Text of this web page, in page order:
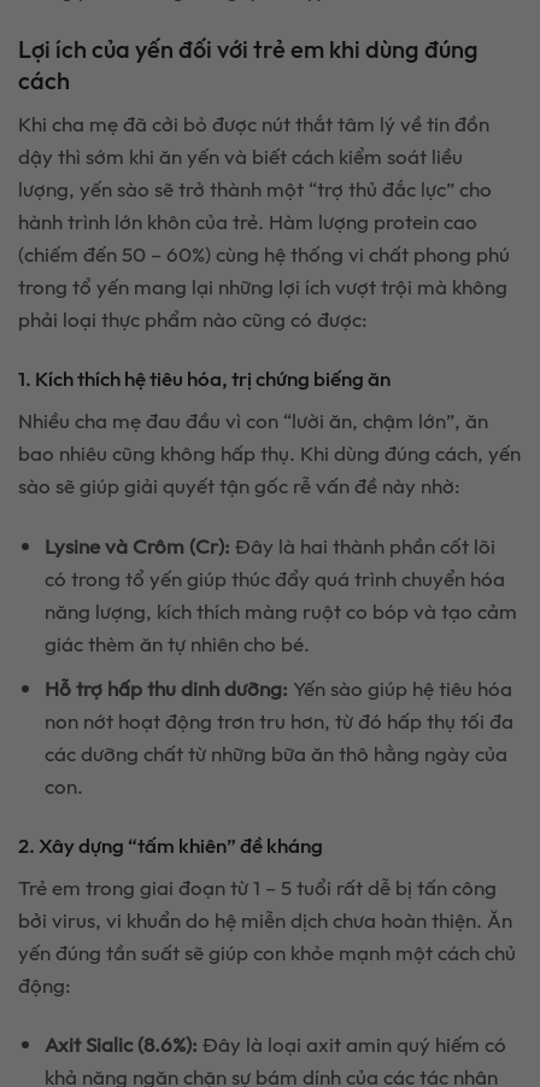
Lợi ích của yến đối với trẻ em khi dùng đúng
cách
Khi cha mẹ đã cởi bỏ được nút thắt tâm lý về tin đồn
dậy thì sớm khi ăn yến và biết cách kiểm soát liều
lượng, yến sào sẽ trở thành một “trợ thủ đắc lực” cho
hành trình lớn khôn của trẻ. Hàm lượng protein cao
(chiếm đến 50 – 60%) cùng hệ thống vi chất phong phú
trong tổ yến mang lại những lợi ích vượt trội mà không
phải loại thực phẩm nào cũng có được:
1. Kích thích hệ tiêu hóa, trị chứng biếng ăn
Nhiều cha mẹ đau đầu vì con “lười ăn, chậm lớn”, ăn
bao nhiêu cũng không hấp thụ. Khi dùng đúng cách, yến
sào sẽ giúp giải quyết tận gốc rễ vấn đề này nhờ:
Lysine và Crôm (Cr): Đây là hai thành phần cốt lõi
có trong tổ yến giúp thúc đẩy quá trình chuyển hóa
năng lượng, kích thích màng ruột co bóp và tạo cảm
giác thèm ăn tự nhiên cho bé.
Hỗ trợ hấp thu dinh dưỡng: Yến sào giúp hệ tiêu hóa
non nớt hoạt động trơn tru hơn, từ đó hấp thụ tối đa
các dưỡng chất từ những bữa ăn thô hằng ngày của
con.
2. Xây dựng “tấm khiên” đề kháng
Trẻ em trong giai đoạn từ 1 – 5 tuổi rất dễ bị tấn công
bởi virus, vi khuẩn do hệ miễn dịch chưa hoàn thiện. Ăn
yến đúng tần suất sẽ giúp con khỏe mạnh một cách chủ
động:
Axit Sialic (8.6%): Đây là loại axit amin quý hiếm có
khả năng ngăn chặn sự bám dính của các tác nhân